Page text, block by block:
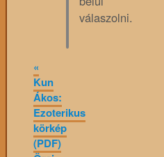
válaszolni.
«
Kun
Ákos:
Ezoterikus
körkép
(PDF)